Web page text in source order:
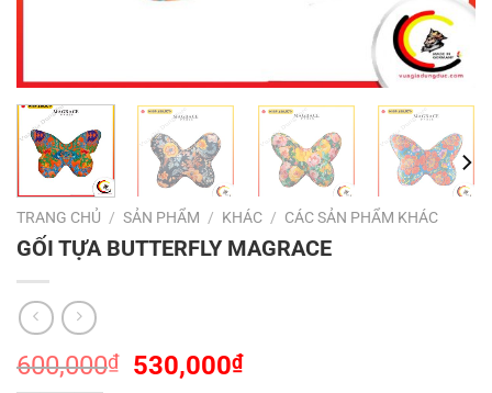
TRANG CHỦ / SẢN PHẨM / KHÁC / CÁC SẢN PHẨM KHÁC
GỐI TỰA BUTTERFLY MAGRACE
600,000₫
Giá
530,000₫Giá